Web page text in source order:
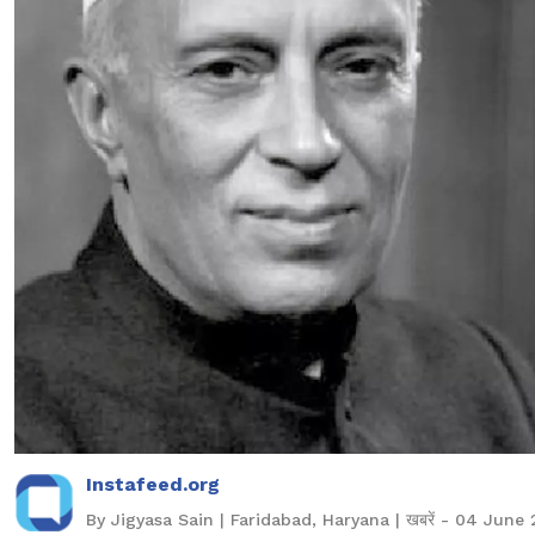
Instafeed.org
By Jigyasa Sain | Faridabad, Haryana | खबरें - 04 June